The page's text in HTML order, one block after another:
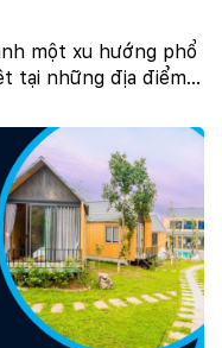
một xu hướng phổ
tại những địa điểm
tạo trải ...